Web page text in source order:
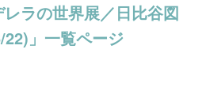
ラの世界展／日比谷図
」一覧ページ